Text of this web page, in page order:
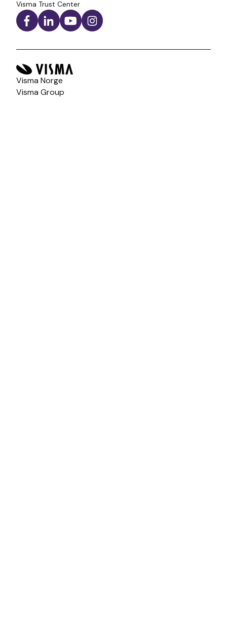
Visma Trust Center
Visma Norge
Visma Group